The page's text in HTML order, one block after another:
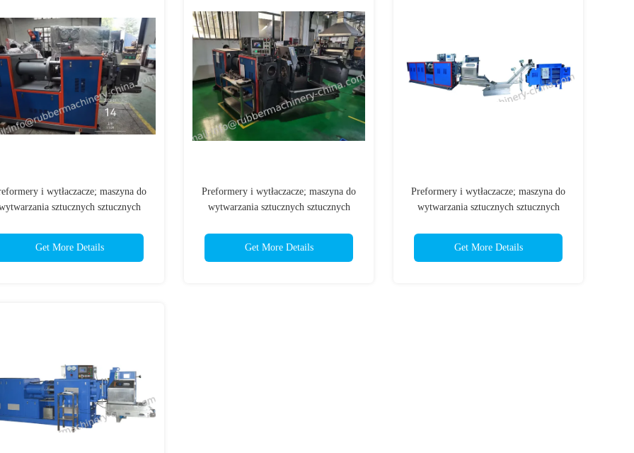
i wytłaczacze; maszyna do
sztucznych sztucznych
sztucznych sztucznych sztucznych
Get More Details
Preformery i wytłaczacze; maszyna do
wytwarzania sztucznych sztucznych
sztucznych sztucznych sztucznych
Get More Details
Preformery i wytłaczacze; maszyna do
wytwarzania sztucznych sztucznych
sztucznych sztucznych sztucznych
Get More Details